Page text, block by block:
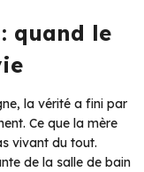
quand le
la vérité a fini par
Ce que la mère
vivant du tout.
de la salle de bain